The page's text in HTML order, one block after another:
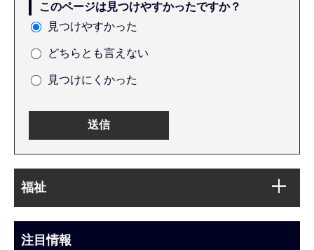
このページは見つけやすかったですか？
見つけやすかった
どちらとも言えない
見つけにくかった
文
こ
ま
サ
ブ
ビ
福祉
注目情報